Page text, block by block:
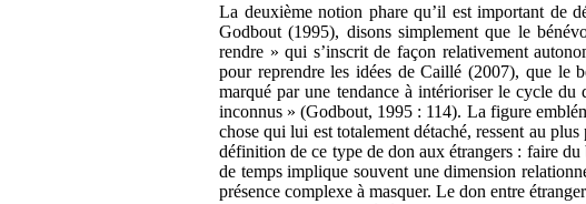
La deuxième notion phare qu’il est important de
Godbout (1995), disons simplement que le
rendre » qui s’inscrit de façon relativement
pour reprendre les idées de Caillé (2007), que le
marqué par une tendance à intérioriser le cycle
inconnus » (Godbout, 1995 : 114). La figure
chose qui lui est totalement détaché, ressent au
définition de ce type de don aux étrangers : faire
de temps implique souvent une dimension
présence complexe à masquer. Le don entre